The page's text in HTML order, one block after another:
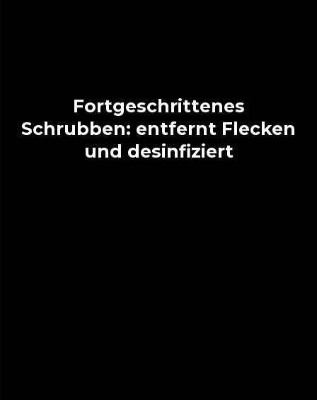
Fortgeschrittenes
Schrubben: entfernt Flecken
und desinfiziert